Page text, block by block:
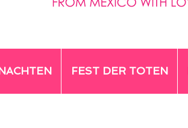
FEST DER TOTEN